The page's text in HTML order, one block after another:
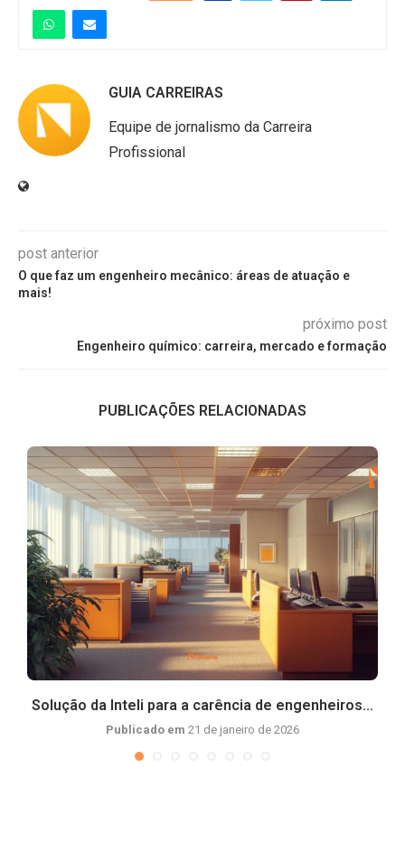
GUIA CARREIRAS
Equipe de jornalismo da Carreira
Profissional
post anterior
O que faz um engenheiro mecânico: áreas de atuação e
mais!
próximo post
Engenheiro químico: carreira, mercado e formação
PUBLICAÇÕES RELACIONADAS
Solução da Inteli para a carência de engenheiros...
Publicado em 21 de janeiro de 2026